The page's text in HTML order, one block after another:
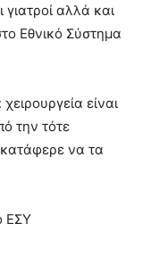
αλλά και
Εθνικό Σύστημα
είναι
την τότε
να τα
ΕΣΥ